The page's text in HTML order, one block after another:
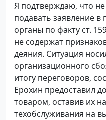
Я подтверждаю, что
подавать заявление
органы по факту ст.
не содержат
деяния. Ситуация
организационного
итогу переговоров,
Ерохин предоставил
товаром, оставив их
техобслуживания на